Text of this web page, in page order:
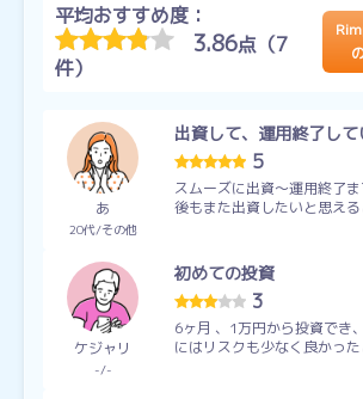
平均おすすめ度：
3.86点（7
件）
あ
20代 その他
出資して、運用終了して
5
スムーズに出資〜運用終了
後もまた出資したいと思える
ケジャリ
- -
初めての投資
3
6ヶ月 、1万円から投資でき
にはリスクも少なく良かった